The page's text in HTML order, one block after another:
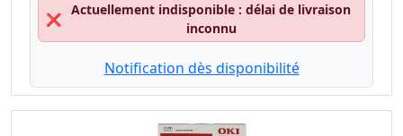
❌
Actuellement indisponible : délai de livraison
inconnu
Notification dès disponibilité